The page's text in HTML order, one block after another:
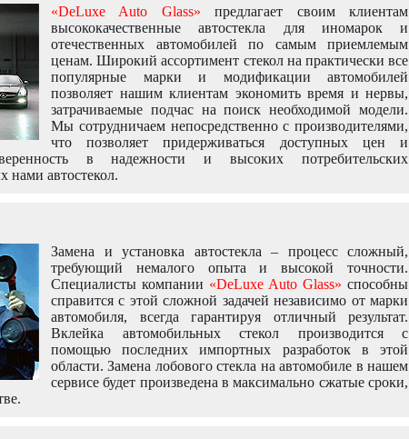
«DeLuxe Auto Glass» предлагает своим клиентам
высококачественные автостекла для иномарок и
отечественных автомобилей по самым приемлемым
ценам. Широкий ассортимент стекол на практически все
популярные марки и модификации автомобилей
позволяет нашим клиентам экономить время и нервы,
затрачиваемые подчас на поиск необходимой модели.
Мы сотрудничаем непосредственно с производителями,
что позволяет придерживаться доступных цен и
в надежности и высоких потребительских
нами автостекол.
Замена и установка автостекла – процесс сложный,
требующий немалого опыта и высокой точности.
Специалисты компании «DeLuxe Auto Glass» способны
справится с этой сложной задачей независимо от марки
автомобиля, всегда гарантируя отличный результат.
Вклейка автомобильных стекол производится с
помощью последних импортных разработок в этой
области. Замена лобового стекла на автомобиле в нашем
сервисе будет произведена в максимально сжатые сроки,